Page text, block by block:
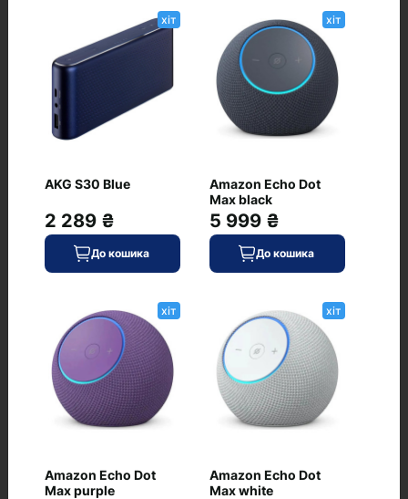
першим, залиште свій відгук.
Питання та відповіді
+ Додати питання
Немає питань про даний товар, станьте
першим і задайте своє питання.
хіт
AKG S30 Blue
2 289 ₴
До кошика
хіт
Amazon Echo Dot
Max black
5 999 ₴
До кошика
хіт
Amazon Echo Dot
Max purple
хіт
Amazon Echo Dot
Max white